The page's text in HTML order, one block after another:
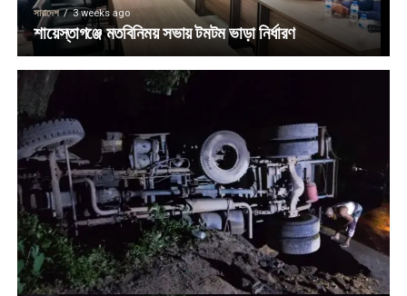
সারাদেশ 3 weeks ago
শায়েস্তাগঞ্জে মতবিনিময় সভায় টমটম ভাড়া নির্ধারণ